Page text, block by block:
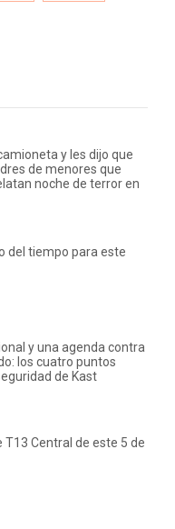
y les dijo que
de menores que
noche de terror en
del tiempo para este
y una agenda contra
los cuatro puntos
de Kast
T13 Central de este 5 de